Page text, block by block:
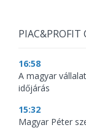
PIAC&PROFIT
16:58
A magyar
időjárás
15:32
Magyar Péter